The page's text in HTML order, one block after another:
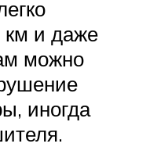
км и даже
можно
иногда